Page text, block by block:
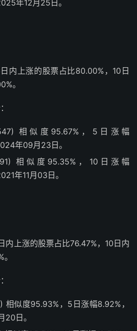
年12月25日。
内上涨的股票占比80.00%，10日
。
相似度95.67%，5日涨幅
年09月23日。
相似度95.35%，10日涨幅
年11月03日。
内上涨的股票占比76.47%，10日内
相似度95.93%，5日涨幅8.92%，
20日。